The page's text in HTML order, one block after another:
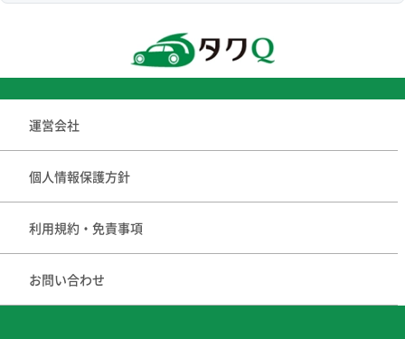
運営会社
個人情報保護方針
利用規約・免責事項
お問い合わせ